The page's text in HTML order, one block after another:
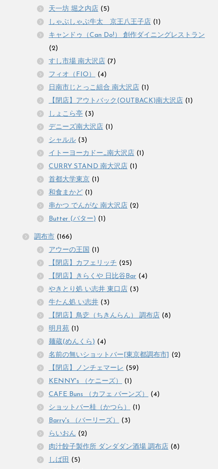
天一坊 堀之内店 (5)
しゃぶしゃぶ牛太 京王八王子店 (1)
キャンドゥ（Can Do!） 創作ダイニングレストラン
(2)
すし市場 南大沢店 (7)
フィオ（FIO）
(4)
日南市じとっこ組合 南大沢店 (1)
【閉店】アウトバック(OUTBACK)南大沢店 (1)
しょこら亭 (3)
デニーズ南大沢店 (1)
シャルル (3)
イトーヨーカドー_南大沢店 (1)
CURRY STAND 南大沢店 (1)
首都大学東京 (1)
和食まかど (1)
串かつ でんがな 南大沢店 (2)
Butter (バター) (1)
調布市 (166)
アウーの王国 (1)
【閉店】カフェリッチ (25)
【閉店】きらくや 日比谷Bar (4)
やきとり処 い志井 東口店 (3)
牛たん処 い志井 (3)
【閉店】鳥赱（ちきんらん） 調布店 (8)
明月苑 (1)
麺蔵(めんくら) (4)
名前の無いショットバー[東京都調布市]
(2)
【閉店】ノンチェマーレ (59)
KENNY's （ケニーズ）
(1)
CAFE Buns （カフェ バーンズ）
(4)
ショットバー桂（かつら）
(1)
Barry's （バーリーズ）
(3)
らいおん (2)
肉汁餃子製作所 ダンダダン酒場 調布店 (8)
しば田 (5)